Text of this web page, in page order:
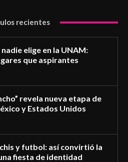
recientes
elige en la UNAM:
que aspirantes
revela nueva etapa de
y Estados Unidos
y futbol: así convirtió la
fiesta de identidad